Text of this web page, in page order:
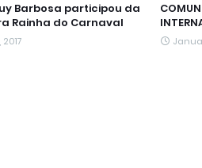
Barbosa participou da
Rainha do Carnaval